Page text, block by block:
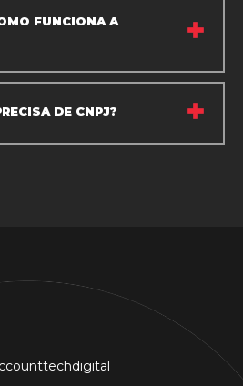
FUNCIONA A
DE CNPJ?